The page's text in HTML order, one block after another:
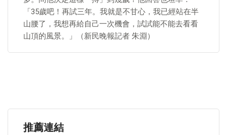
「35歲吧！再試三年。我就是不甘心，我已經站在半
山腰了，我想再給自己一次機會，試試能不能去看看
山頂的風景。」（新民晚報記者 朱淵）
推薦連結